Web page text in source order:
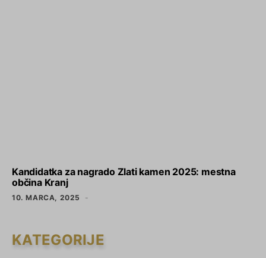
Kandidatka za nagrado Zlati kamen 2025: mestna
občina Kranj
10. MARCA, 2025
KATEGORIJE